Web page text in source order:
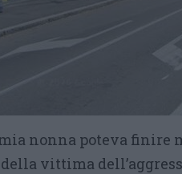
nonna poteva finire
vittima
Gli